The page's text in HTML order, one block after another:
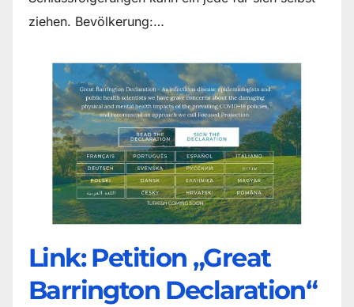
ziehen. Bevölkerung:…
Link: Petition „Great
Barrington Declaration“